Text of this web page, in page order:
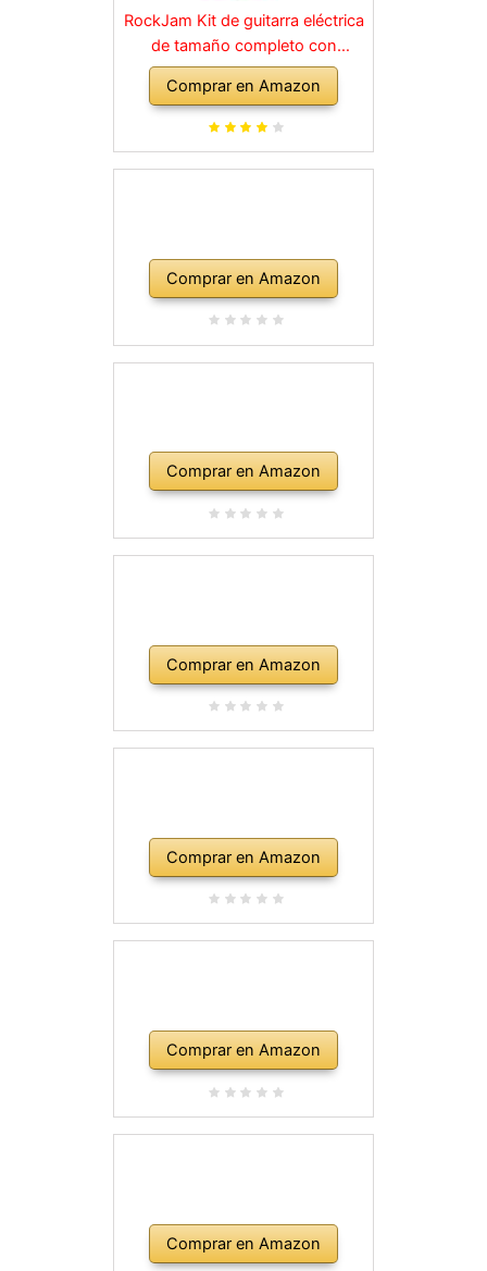
RockJam Kit de guitarra eléctrica
de tamaño completo con
amplificador de 10 vatios, clases,
correa, bolsa de transporte,
púas, golpe, plomo y cuerdas de
Comprar en Amazon
Comprar en Amazon
Comprar en Amazon
Comprar en Amazon
Comprar en Amazon
Comprar en Amazon
Comprar en Amazon